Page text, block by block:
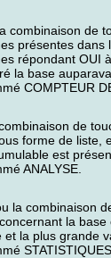
combinaison de
présentes dans
répondant OUI
la base
COMPTEUR
de
forme de liste,
est
ANALYSE.
la combinaison
la
la plus grande
STATISTIQUES.